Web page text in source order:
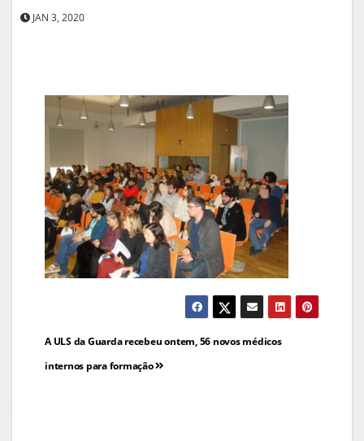
JAN 3, 2020
Navegação
de
A ULS da Guarda recebeu ontem, 56 novos médicos
internos para formação